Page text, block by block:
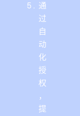
通
过
自
动
化
授
权
，
提